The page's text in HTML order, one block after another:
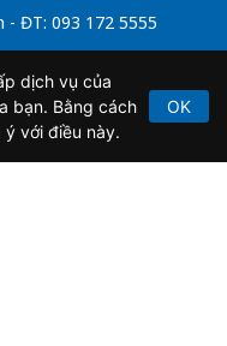
- ĐT: 093 172 5555
64/GP-BTTTT do Bộ
2/2020.
dịch vụ của
bạn. Bằng cách
với điều này.
OK